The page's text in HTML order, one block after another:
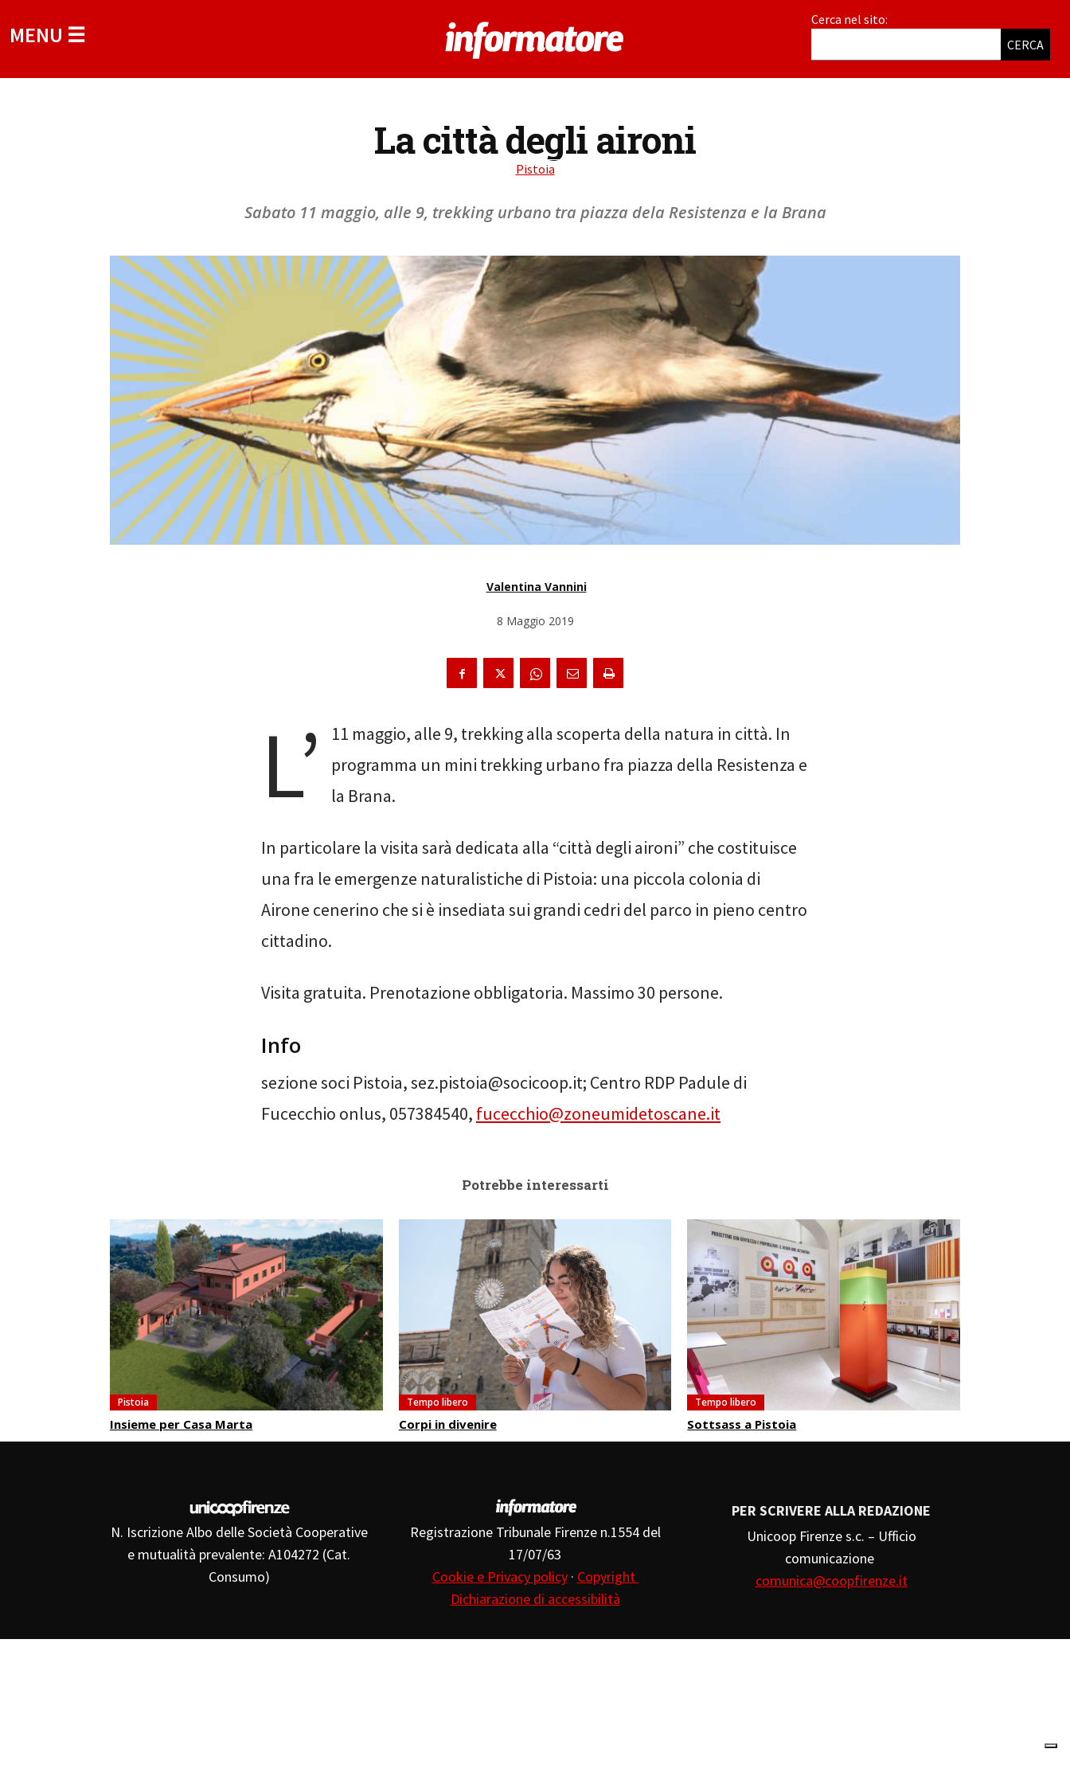
MENU ☰
Cerca nel sito:
CERCA
La città degli aironi
Pistoia
Sabato 11 maggio, alle 9, trekking urbano tra piazza dela Resistenza e la Brana
Valentina Vannini
8 Maggio 2019
L’
11 maggio, alle 9, trekking alla scoperta della natura in città. In
programma un mini trekking urbano fra piazza della Resistenza e
la Brana.
In particolare la visita sarà dedicata alla “città degli aironi” che costituisce
una fra le emergenze naturalistiche di Pistoia: una piccola colonia di
Airone cenerino che si è insediata sui grandi cedri del parco in pieno centro
cittadino.
Visita gratuita. Prenotazione obbligatoria. Massimo 30 persone.
Info
sezione soci Pistoia, sez.pistoia@socicoop.it; Centro RDP Padule di
Fucecchio onlus, 057384540, fucecchio@zoneumidetoscane.it
Potrebbe interessarti
Pistoia
Insieme per Casa Marta
Tempo libero
Corpi in divenire
Tempo libero
Sottsass a Pistoia
N. Iscrizione Albo delle Società Cooperative
e mutualità prevalente: A104272 (Cat.
Consumo)
Registrazione Tribunale Firenze n.1554 del
17/07/63
Cookie e Privacy policy· Copyright
Dichiarazione di accessibilità
PER SCRIVERE ALLA REDAZIONE
Unicoop Firenze s.c. – Ufficio
comunicazione
comunica@coopfirenze.it